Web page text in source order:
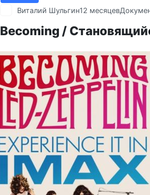
Виталий Шульгин12 месяцев
Becoming /